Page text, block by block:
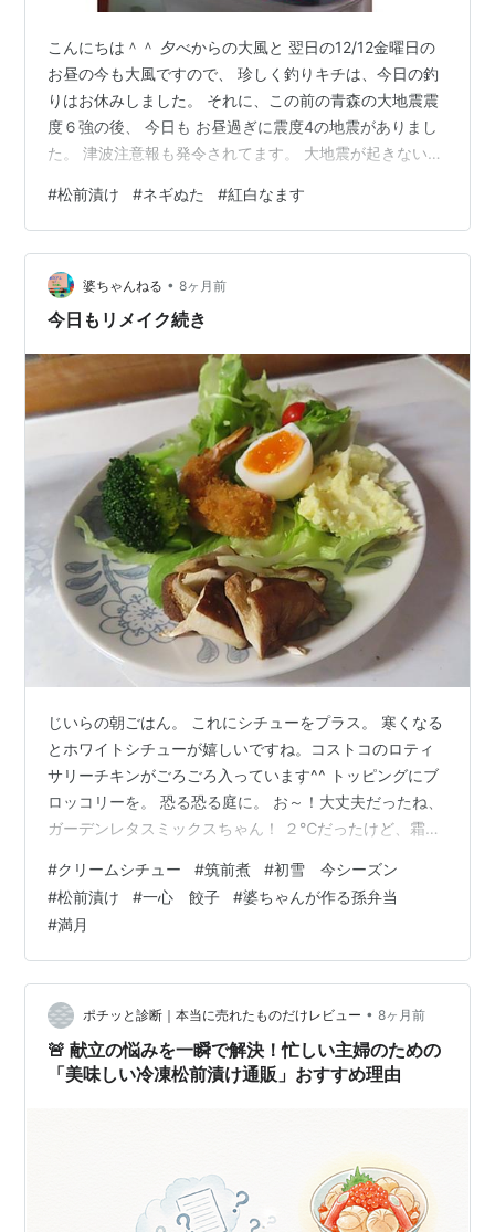
こんにちは＾＾ 夕べからの大風と 翌日の12/12金曜日の
お昼の今も大風ですので、 珍しく釣りキチは、今日の釣
りはお休みしました。 それに、この前の青森の大地震震
度６強の後、 今日も お昼過ぎに震度4の地震がありまし
た。 津波注意報も発令されてます。 大地震が起きないで
ます。 この前、コープから松前漬けの素が届いたので、
早速作りました♪ ニンジンは細かく刻めないので 野菜の
調理器を使ってます。 ①ニンジンと大根で 「紅白なま
す」です♪ ②松前漬けにも ニンジンを入れます。 数の子
がまだ買ってないので、とりあえず これだけです。 出来
#松前漬け #ネギぬた #紅白なます
婆ちゃんねる • 8ヶ月前
今日もリメイク続き
じいらの朝ごはん。 これにシチューをプラス。 寒くなる
とホワイトシチューが嬉しいですね。コストコのロティ
サリーチキンがごろごろ入っています^^ トッピングにブ
ロッコリーを。 恐る恐る庭に。 お～！大丈夫だったね、
ガーデンレタスミックスちゃん！ ２℃だったけど、霜が
クレマチス。 １０時ころ庭に出たら雪が舞っていまし
た。 小さな小さなごみのような雪でした^^ 割り干し大根
を１センチ幅に切って（３本目）松前漬けにプラスしま
した。 一個つまんだらピリッとしたからみと干して甘く
仕上がった味がミックスして美味しい。 食べた人はこの
大根がおいしいのよねー…
#クリームシチュー #筑前煮 #初雪 今シーズン
#松前漬け #一心 餃子 #婆ちゃんが作る孫弁当
#満月
ポチッと診断｜本当に売れたものだけレビュー • 8ヶ月前
🚨 献立の悩みを一瞬で解決！忙しい主婦のための
「美味しい冷凍松前漬け通販」おすすめ理由